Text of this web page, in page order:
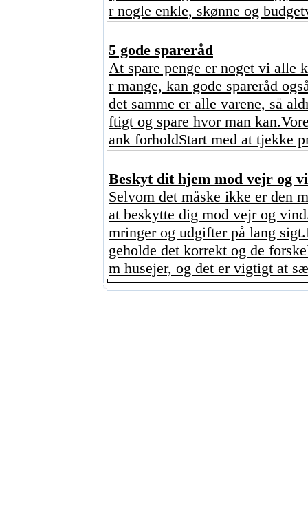
r nogle enkle, skønne og
5 gode spareråd
At spare penge er noget vi alle
r mange, kan gode spareråd
det samme er alle varene, så
ftigt og spare hvor man
ank forholdStart med at tjekke
Beskyt dit hjem mod vejr og
Selvom det måske ikke er den
at beskytte dig mod vejr og
mringer og udgifter på lang
geholde det korrekt og de
m husejer, og det er vigtigt at